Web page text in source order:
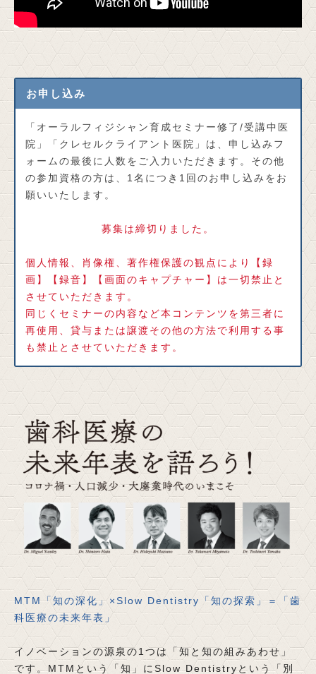
お申し込み
「オーラルフィジシャン育成セミナー修了/受講中医
院」「クレセルクライアント医院」は、申し込みフ
ォームの最後に人数をご入力いただきます。その他
の参加資格の方は、1名につき1回のお申し込みをお
願いいたします。
募集は締切りました。
個人情報、肖像権、著作権保護の観点により【録
画】【録音】【画面のキャプチャー】は一切禁止と
させていただきます。
同じくセミナーの内容など本コンテンツを第三者に
再使用、貸与または譲渡その他の方法で利用する事
も禁止とさせていただきます。
MTM「知の深化」×Slow Dentistry「知の探索」＝「歯
科医療の未来年表」
イノベーションの源泉の1つは「知と知の組みあわせ」
です。MTMという「知」にSlow Dentistryという「別